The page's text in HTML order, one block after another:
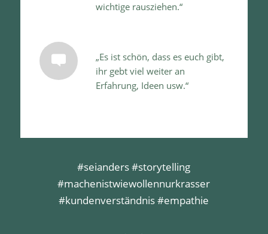
wichtige rausziehen.“
„Es ist schön, dass es euch gibt,
ihr gebt viel weiter an
Erfahrung, Ideen usw.“
#seianders #storytelling
#machenistwiewollennurkrasser
#kundenverständnis #empathie